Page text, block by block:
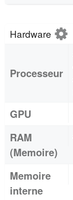
Hardware
Processeur
GPU
RAM
(Memoire)
Memoire
interne